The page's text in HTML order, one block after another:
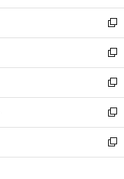
開
く
ウ
で
開
く
ン
ド
ウ
で
開
く
ウ
ィ
ン
ド
ウ
で
開
く
新
し
い
ウ
ィ
ン
ド
ウ
で
開
新
し
い
ウ
ィ
ン
ド
ウ
新
し
い
ウ
ィ
ン
新
し
い
ウ
新
し